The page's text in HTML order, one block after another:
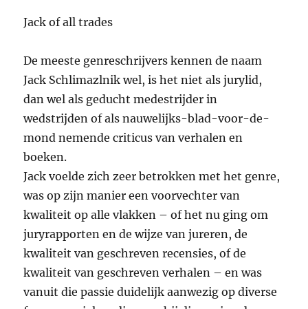
Jack of all trades
De meeste genreschrijvers kennen de naam
Jack Schlimazlnik wel, is het niet als jurylid,
dan wel als geducht medestrijder in
wedstrijden of als nauwelijks-blad-voor-de-
mond nemende criticus van verhalen en
boeken.
Jack voelde zich zeer betrokken met het genre,
was op zijn manier een voorvechter van
kwaliteit op alle vlakken – of het nu ging om
juryrapporten en de wijze van jureren, de
kwaliteit van geschreven recensies, of de
kwaliteit van geschreven verhalen – en was
vanuit die passie duidelijk aanwezig op diverse